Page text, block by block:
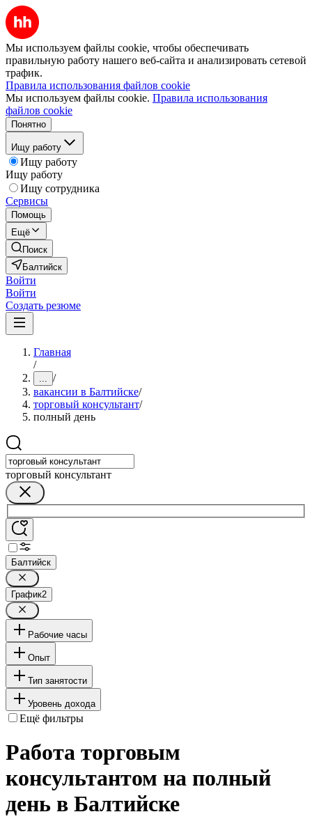
Мы используем файлы cookie, чтобы обеспечивать
правильную работу нашего веб-сайта и анализировать сетевой
трафик.
Правила использования файлов cookie
Мы используем файлы cookie. Правила использования
файлов cookie
Понятно
Ищу работу
Ищу работу
Ищу работу
Ищу сотрудника
Сервисы
Помощь
Ещё
Поиск
Балтийск
Войти
Войти
Создать резюме
Главная
/
... /
вакансии в Балтийске/
торговый консультант/
полный день
торговый консультант
Балтийск
График2
Рабочие часы
Опыт
Тип занятости
Уровень дохода
Ещё фильтры
Работа торговым
консультантом на полный
день в Балтийске